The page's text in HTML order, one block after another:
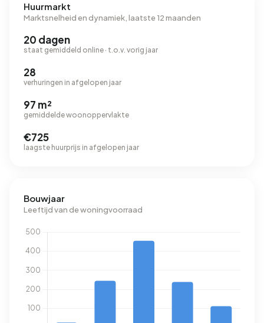
Huurmarkt
Marktsnelheid en dynamiek, laatste 12 maanden
20 dagen
staat gemiddeld online · t.o.v. vorig jaar
28
verhuringen in afgelopen jaar
97 m²
gemiddelde woonoppervlakte
€725
laagste huurprijs in afgelopen jaar
Bouwjaar
Leeftijd van de woningvoorraad